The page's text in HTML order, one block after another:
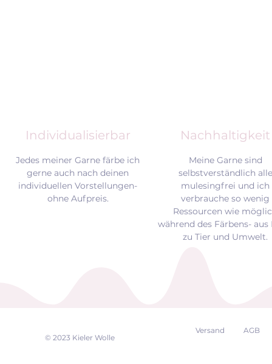
Individualisierbar Nachhaltigkeit
Jedes meiner Garne färbe ich
gerne auch nach deinen
individuellen Vorstellungen-
ohne Aufpreis.
Meine Garne sind
selbstverständlich alle
mulesingfrei und ich
verbrauche so wenig
Ressourcen wie
während des Färbens- aus
zu Tier und Umwelt.
© 2023 Kieler Wolle
Versand AGB